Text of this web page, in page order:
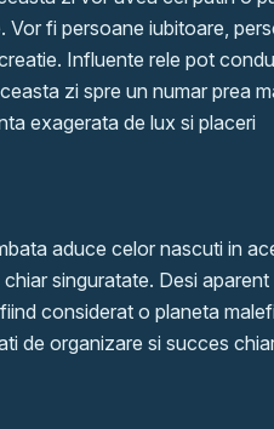
Vor fi persoane iubitoare,
Influente rele pot
zi spre un numar prea
exagerata de lux si placeri
aduce celor nascuti in
singuratate. Desi
considerat o planeta
de organizare si succes